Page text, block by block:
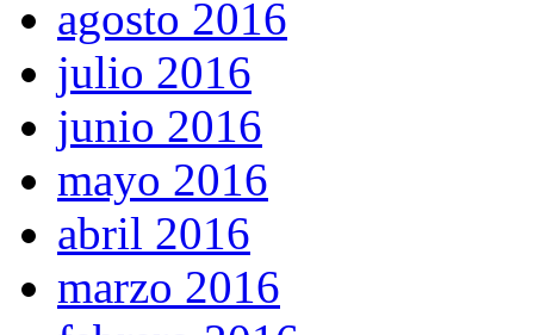
agosto 2016
julio 2016
junio 2016
mayo 2016
abril 2016
marzo 2016